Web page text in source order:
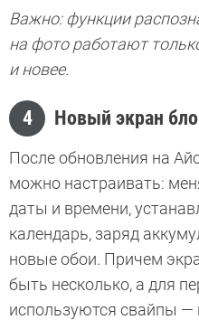
Важно: функции
на фото работают
и новее.
4 Новый экран
После обновления на
можно настраивать:
даты и времени,
календарь, заряд
новые обои. Причем
быть несколько, а для
используются свайпы —